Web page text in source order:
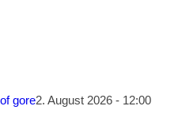
gore2. August 2026 - 12:00